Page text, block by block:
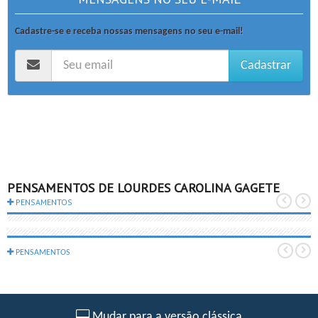
Cadastre-se e receba nossas mensagens no seu e-mail!
Cadastrar
PENSAMENTOS DE LOURDES CAROLINA GAGETE
PENSAMENTOS
PENSAMENTOS